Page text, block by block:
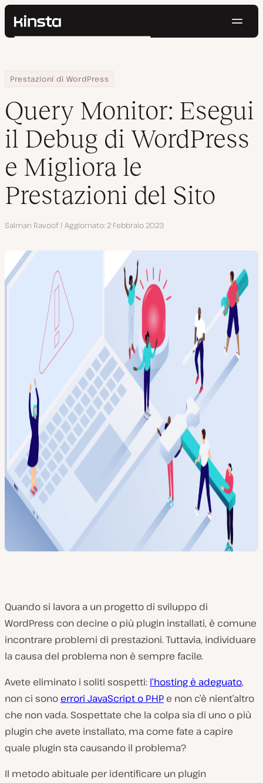
Kinsta®
Prezzi
Contatti
Cerca
Home
Centro Risorse
Blog
Prestazioni di WordPress
Query Monitor: Esegui il Debug di WordPress e Migliora le
Query Monitor: Esegui
il Debug di WordPress
e Migliora le
Prestazioni del Sito
Autore
Salman Ravoof Aggiornato 2 Febbraio 2023
Quando si lavora a un progetto di sviluppo di
WordPress con decine o più plugin installati, è comune
incontrare problemi di prestazioni. Tuttavia, individuare
la causa del problema non è sempre facile.
Avete eliminato i soliti sospetti: l’hosting è adeguato,
non ci sono errori JavaScript o PHP e non c’è nient’altro
che non vada. Sospettate che la colpa sia di uno o più
plugin che avete installato, ma come fate a capire
quale plugin sta causando il problema?
Il metodo abituale per identificare un plugin